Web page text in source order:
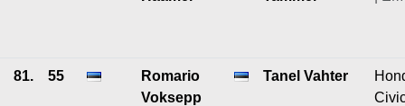
81. 55
Romario
Voksepp
Tanel Vahter